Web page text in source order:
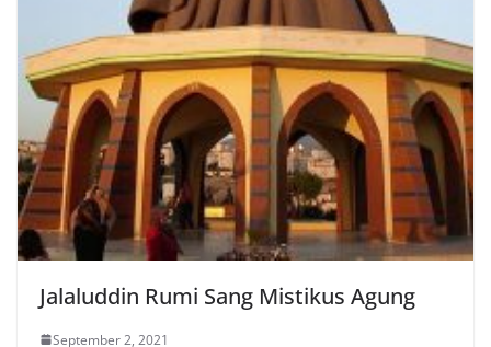
Jalaluddin Rumi Sang Mistikus Agung
September 2, 2021